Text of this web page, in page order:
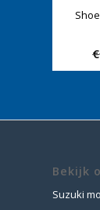
€
Bekijk
Suzuki